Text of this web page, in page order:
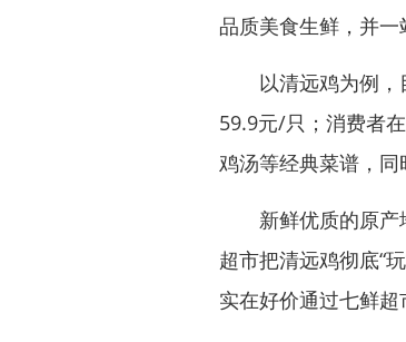
品质美食生鲜，并一
以清远鸡为例，
59.9元/只；消费者
鸡汤等经典菜谱，同
新鲜优质的原产
超市把清远鸡彻底“
实在好价通过七鲜超